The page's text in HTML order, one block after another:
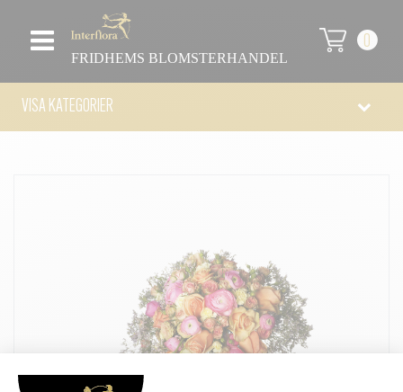
FRIDHEMS BLOMSTERHANDEL
0
VISA KATEGORIER